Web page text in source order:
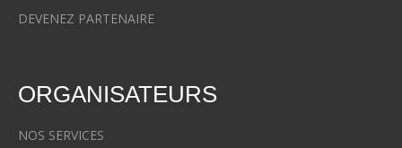
DEVENEZ PARTENAIRE
ORGANISATEURS
NOS SERVICES